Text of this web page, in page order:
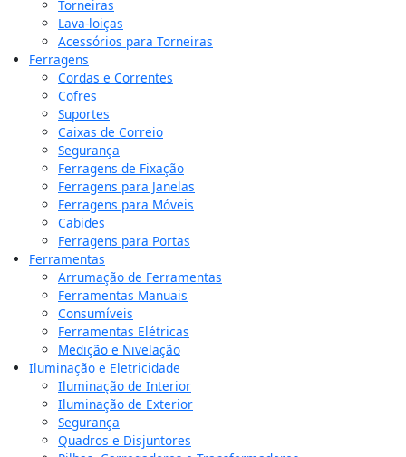
Torneiras
Lava-loiças
Acessórios para Torneiras
Ferragens
Cordas e Correntes
Cofres
Suportes
Caixas de Correio
Segurança
Ferragens de Fixação
Ferragens para Janelas
Ferragens para Móveis
Cabides
Ferragens para Portas
Ferramentas
Arrumação de Ferramentas
Ferramentas Manuais
Consumíveis
Ferramentas Elétricas
Medição e Nivelação
Iluminação e Eletricidade
Iluminação de Interior
Iluminação de Exterior
Segurança
Quadros e Disjuntores